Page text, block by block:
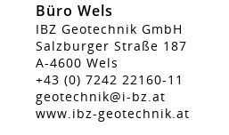
Büro Wels
IBZ Geotechnik GmbH
Salzburger Straße 187
A-4600 Wels
+43 (0) 7242 22160-11
geotechnik@i-bz.at
www.ibz-geotechnik.at